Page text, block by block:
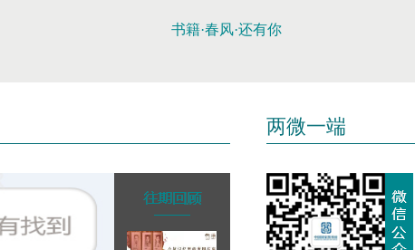
书籍·春风·还有你
两微一端